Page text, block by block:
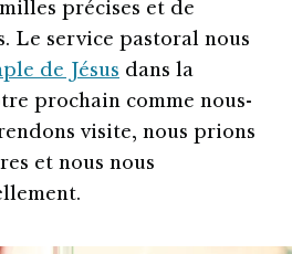
précises et de
Le service pastoral nous
de Jésus dans la
prochain comme nous-
visite, nous prions
et nous nous